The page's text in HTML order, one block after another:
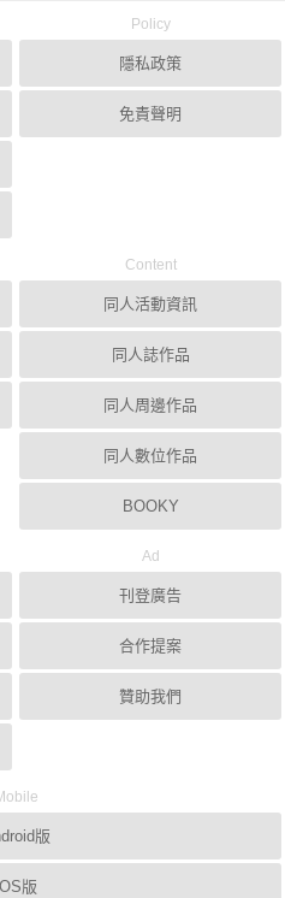
Policy
隱私政策
免責聲明
Content
同人活動資訊
同人誌作品
同人周邊作品
同人數位作品
BOOKY
Ad
刊登廣告
合作提案
贊助我們
版
版